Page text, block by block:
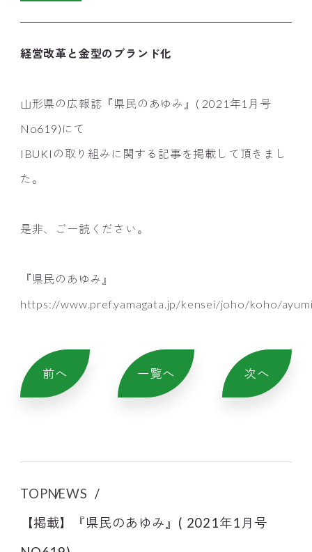
経営改革と金型のブランド化
山形県の広報誌『県民のあゆみ』( 2021年1月号
No619)にて
IBUKIの取り組みに関する記事を掲載して頂きまし
た。
是非、ご一読ください。
『県民のあゆみ』
https://www.pref.yamagata.jp/kensei/joho/koho/
前へ 一覧へ 次へ
TOPNEWS
【掲載】『県民のあゆみ』( 2021年1月号